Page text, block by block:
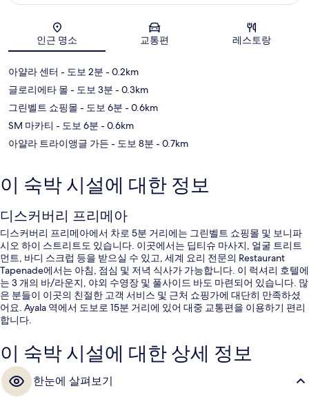
지도
인근 명소 교통편 레스토랑
아얄라 센터 - 도보 2분 - 0.2km
글로리에타 몰 - 도보 3분 - 0.3km
그린벨트 쇼핑몰 - 도보 6분 - 0.6km
SM 마카티 - 도보 6분 - 0.6km
아얄라 트라이앵글 가든 - 도보 8분 - 0.7km
이 숙박 시설에 대한 정보
디스커버리 프리메아
디스커버리 프리메아에서 차로 5분 거리에는 그린벨트 쇼핑몰 및 보니파
시오 하이 스트리트도 있습니다. 이곳에서는 딥티슈 마사지, 얼굴 트리트
먼트, 바디 스크럽 등을 받으실 수 있고, 세계 요리 전문의 Restaurant
Tapenade에서는 아침, 점심 및 저녁 식사가 가능합니다. 이 럭셔리 호텔에
는 3 개의 바/라운지, 야외 수영장 및 풀사이드 바도 마련되어 있습니다. 많
은 분들이 이곳의 친절한 고객 서비스 및 근처 쇼핑가에 대단히 만족하셨
어요. Ayala 역에서 도보로 15분 거리에 있어 대중 교통편을 이용하기 편리
합니다.
이 숙박 시설에 대한 상세 정보
한눈에 살펴보기